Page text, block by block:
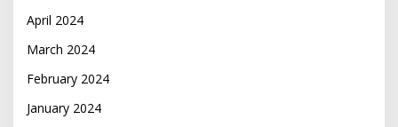
April 2024
March 2024
February 2024
January 2024